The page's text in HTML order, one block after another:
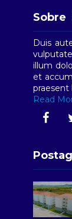
Sobre
Duis
illum
et
Read